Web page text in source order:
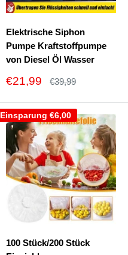
Elektrische Siphon
Pumpe Kraftstoffpumpe
von Diesel Öl Wasser
Sonderpreis
€21,99 Normalpreis
€39,99
Einsparung €6,00
100 Stück/200 Stück